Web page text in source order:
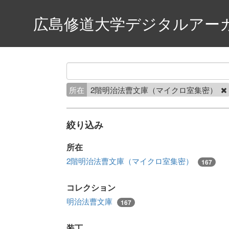
広島修道大学デジタルアー
所在 2階明治法曹文庫（マイクロ室集密）
絞り込み
所在
2階明治法曹文庫（マイクロ室集密） 167
コレクション
明治法曹文庫 167